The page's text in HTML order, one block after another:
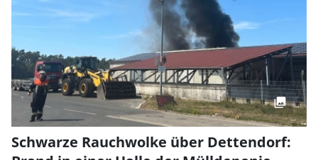
Schwarze Rauchwolke über Dettendorf: